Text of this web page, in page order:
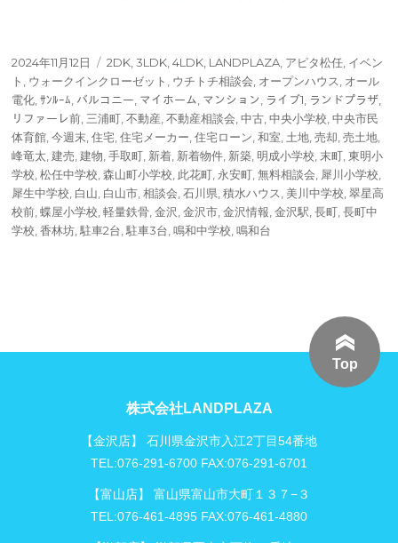
投
稿
日:
2024年11月12日
タ
グ
2DK ,3LDK ,4LDK LANDPLAZA アピタ松任 イベン
ト
ウォークインクローゼット ウチトチ相談会 オープンハウス オール
電化 ,ｻﾝﾙｰﾑ バルコニー マイホーム マンション ライブ1 ランドプラザ
リファーレ前 三浦町 ,不動産 ,不動産相談会 ,中古 ,中央小学校 ,中央市民
体育館 ,今週末 ,住宅 ,住宅メーカー ,住宅ローン ,和室 土地 ,売却 ,売土地
峰竜太 ,建売 ,建物 ,手取町 新着 新着物件 新築 ,明成小学校 末町 ,東明小
学校 ,松任中学校 ,森山町小学校 此花町 ,永安町 ,無料相談会 犀川小学校
犀生中学校 白山 白山市 ,相談会 ,石川県 ,積水ハウス 美川中学校 ,翠星高
校前 ,蝶屋小学校 ,軽量鉄骨 ,金沢 ,金沢市 ,金沢情報 ,金沢駅 ,長町 ,長町中
学校 ,香林坊 ,駐車2台 ,駐車3台 ,鳴和中学校 ,鳴和台
Top
株式会社LANDPLAZA
【金沢店】 石川県金沢市入江2丁目54番地
TEL:076-291-6700 FAX:076-291-6701
【富山店】 富山県富山市大町１３７−３
TEL:076-461-4895 FAX:076-461-4880